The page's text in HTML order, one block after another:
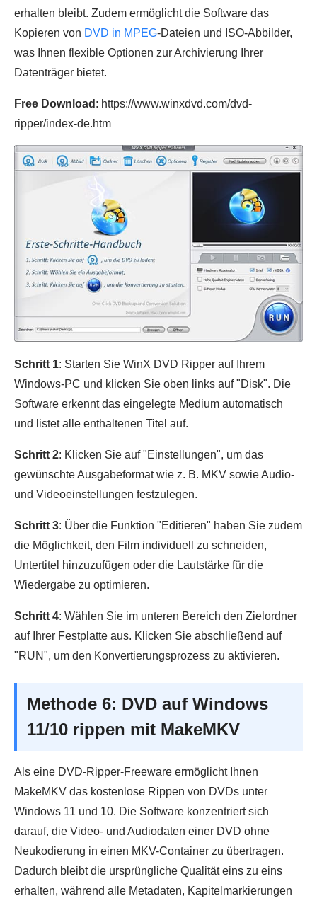
erhalten bleibt. Zudem ermöglicht die Software das
Kopieren von DVD in MPEG-Dateien und ISO-Abbilder,
was Ihnen flexible Optionen zur Archivierung Ihrer
Datenträger bietet.
Free Download : https://www.winxdvd.com/dvd-
ripper/index-de.htm
Schritt 1: Starten Sie WinX DVD Ripper auf Ihrem
Windows-PC und klicken Sie oben links auf "Disk". Die
Software erkennt das eingelegte Medium automatisch
und listet alle enthaltenen Titel auf.
Schritt 2: Klicken Sie auf "Einstellungen", um das
gewünschte Ausgabeformat wie z. B. MKV sowie Audio-
und Videoeinstellungen festzulegen.
Schritt 3: Über die Funktion "Editieren" haben Sie zudem
die Möglichkeit, den Film individuell zu schneiden,
Untertitel hinzuzufügen oder die Lautstärke für die
Wiedergabe zu optimieren.
Schritt 4: Wählen Sie im unteren Bereich den Zielordner
auf Ihrer Festplatte aus. Klicken Sie abschließend auf
"RUN", um den Konvertierungsprozess zu aktivieren.
Methode 6: DVD auf Windows
11/10 rippen mit MakeMKV
Als eine DVD-Ripper-Freeware ermöglicht Ihnen
MakeMKV das kostenlose Rippen von DVDs unter
Windows 11 und 10. Die Software konzentriert sich
darauf, die Video- und Audiodaten einer DVD ohne
Neukodierung in einen MKV-Container zu übertragen.
Dadurch bleibt die ursprüngliche Qualität eins zu eins
erhalten, während alle Metadaten, Kapitelmarkierungen